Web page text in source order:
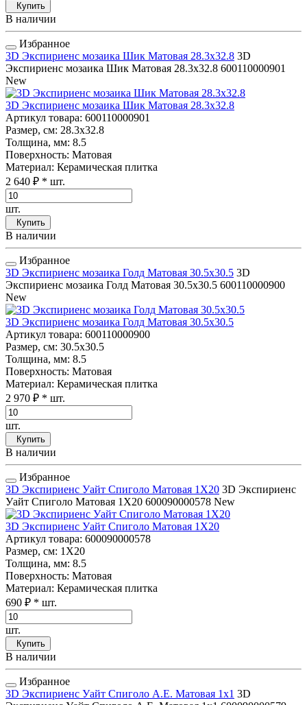
Купить
В наличии
Избранное
3D Экспириенс мозаика Шик Матовая 28.3x32.8 3D
Экспириенс мозаика Шик Матовая 28.3x32.8 600110000901
New
3D Экспириенс мозаика Шик Матовая 28.3x32.8
Артикул товара: 600110000901
Размер, см: 28.3x32.8
Толщина, мм: 8.5
Поверхность: Матовая
Материал: Керамическая плитка
2 640 ₽ * шт.
шт.
Купить
В наличии
Избранное
3D Экспириенс мозаика Голд Матовая 30.5x30.5 3D
Экспириенс мозаика Голд Матовая 30.5x30.5 600110000900
New
3D Экспириенс мозаика Голд Матовая 30.5x30.5
Артикул товара: 600110000900
Размер, см: 30.5x30.5
Толщина, мм: 8.5
Поверхность: Матовая
Материал: Керамическая плитка
2 970 ₽ * шт.
шт.
Купить
В наличии
Избранное
3D Экспириенс Уайт Спиголо Матовая 1Х20 3D Экспириенс
Уайт Спиголо Матовая 1Х20 600090000578 New
3D Экспириенс Уайт Спиголо Матовая 1Х20
Артикул товара: 600090000578
Размер, см: 1Х20
Толщина, мм: 8.5
Поверхность: Матовая
Материал: Керамическая плитка
690 ₽ * шт.
шт.
Купить
В наличии
Избранное
3D Экспириенс Уайт Спиголо А.Е. Матовая 1x1 3D